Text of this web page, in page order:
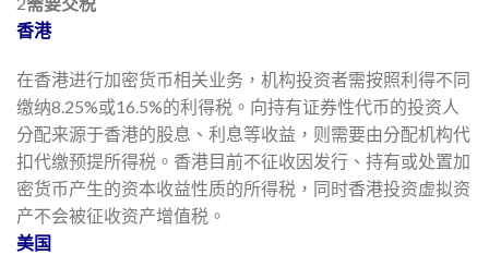
香港
在香港进行加密货币相关业务，机构投资者需按照利得不同
缴纳8.25%或16.5%的利得税 。向持有证券性代币的投资人
分配来源于香港的股息、利息等收益，则需要由分配机构代
扣代缴预提所得税。香港目前不征收因发行、持有或处置加
密货币产生的资本收益性质的所得税，同时香港投资虚拟资
产不会被征收资产增值税。
美国